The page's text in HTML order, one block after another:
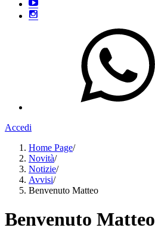
Accedi
Home Page/
Novità/
Notizie/
Avvisi/
Benvenuto Matteo
Benvenuto Matteo